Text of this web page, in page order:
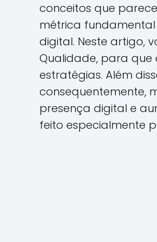
conceitos que
métrica
digital. Neste artigo,
Qualidade, para que
estratégias. Além
consequentemente,
presença digital e
feito especialmente